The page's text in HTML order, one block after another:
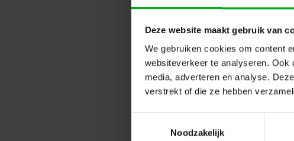
Deze website maakt gebruik van
We gebruiken cookies om content
websiteverkeer te analyseren.
media, adverteren en analyse.
verstrekt of die ze hebben
Noodzakelijk